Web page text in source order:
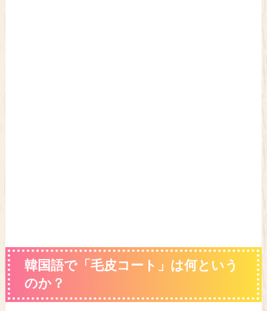
韓国語で「毛皮コート」は何という
のか？